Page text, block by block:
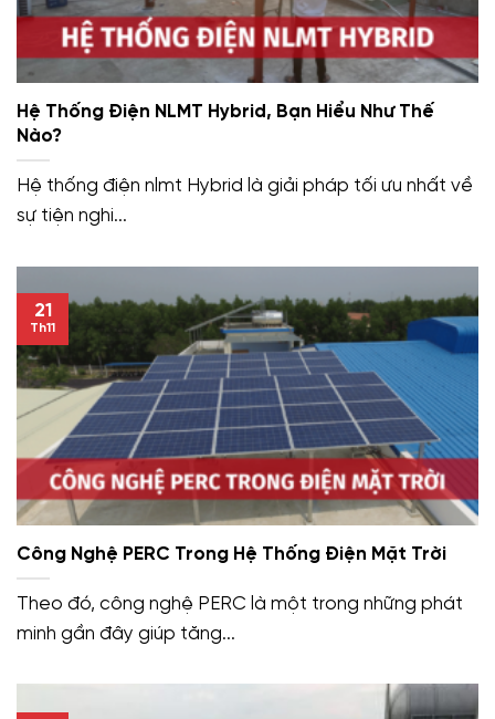
Hệ Thống Điện NLMT Hybrid, Bạn Hiểu Như Thế
Nào?
Hệ thống điện nlmt Hybrid là giải pháp tối ưu nhất về
sự tiện nghi...
Công Nghệ PERC Trong Hệ Thống Điện Mặt Trời
Theo đó, công nghệ PERC là một trong những phát
minh gần đây giúp tăng...
21
Th11